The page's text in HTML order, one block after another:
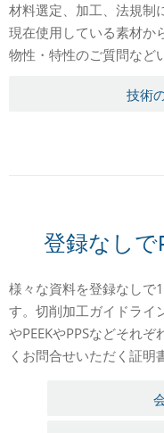
材料選定、加工、法規制
現在使用している素材か
物性・特性のご質問など
技術
登録なしで
様々な資料を登録なしで
す。切削加工ガイドライ
やPEEKやPPSなどそれ
くお問合せいただく証明